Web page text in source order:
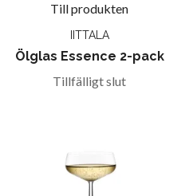
Till produkten
IITTALA
Ölglas Essence 2-pack
Tillfälligt slut